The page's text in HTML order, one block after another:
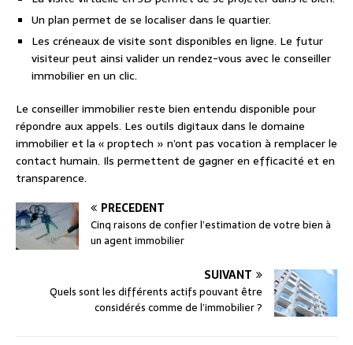
Un plan permet de se localiser dans le quartier.
Les créneaux de visite sont disponibles en ligne. Le futur
visiteur peut ainsi valider un rendez-vous avec le conseiller
immobilier en un clic.
Le conseiller immobilier reste bien entendu disponible pour
répondre aux appels. Les outils digitaux dans le domaine
immobilier et la « proptech » n’ont pas vocation à remplacer le
contact humain. Ils permettent de gagner en efficacité et en
transparence.
PRÉCÉDENT
Cinq raisons de confier l’estimation de votre bien à
un agent immobilier
SUIVANT
Quels sont les différents actifs pouvant être
considérés comme de l’immobilier ?